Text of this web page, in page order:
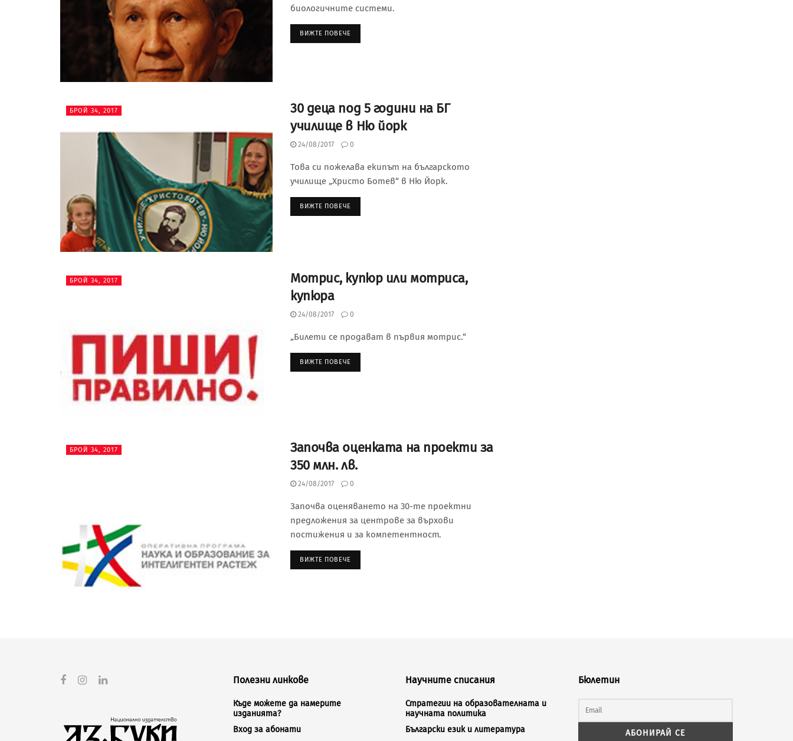
биологичните системи.
ВИЖТЕ ПОВЕЧЕ
БРОЙ 34, 2017
30 деца под 5 години на БГ
училище в Ню йорк
24/08/2017 0
Това си пожелава екипът на българското
училище „Христо Ботев“ в Ню Йорк.
ВИЖТЕ ПОВЕЧЕ
БРОЙ 34, 2017
Мотрис, купюр или мотриса,
купюра
24/08/2017 0
„Билети се продават в първия мотрис.“
ВИЖТЕ ПОВЕЧЕ
БРОЙ 34, 2017
Започва оценката на проекти за
350 млн. лв.
24/08/2017 0
Започва оценяването на 30-те проектни
предложения за центрове за върхови
постижения и за компетентност.
ВИЖТЕ ПОВЕЧЕ
Полезни линкове
Къде можете да намерите
изданията?
Вход за абонати
Научните списания
Стратегии на образователната и
научната политика
Български език и литература
Бюлетин